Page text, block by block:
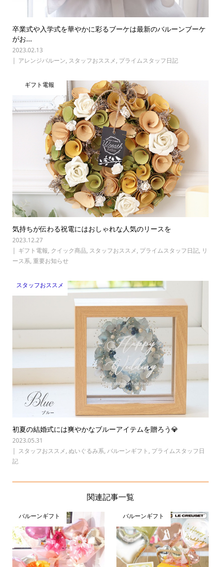
卒業式や入学式を華やかに彩るブーケは最新のバルーンブーケ
がお...
2023.02.13
アレンジバルーン, スタッフおススメ, プライムスタッフ日記
ギフト電報
気持ちが伝わる祝電にはおしゃれな人気のリースを
2023.12.27
ギフト電報, クイック商品, スタッフおススメ, プライムスタッフ日記, リ
ース系, 重要お知らせ
スタッフおススメ
初夏の結婚式には爽やかなブルーアイテムを贈ろう💎
2023.05.31
スタッフおススメ, ぬいぐるみ系, バルーンギフト , プライムスタッフ日
記
関連記事一覧
バルーンギフト バルーンギフト